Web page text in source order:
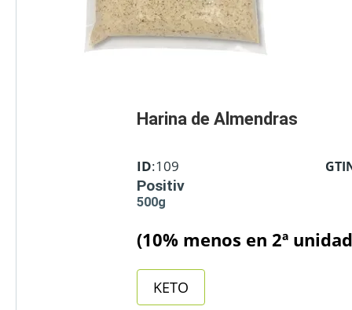
Harina de Almendras
ID:109
Positiv
500g
(10% menos en 2ª
KETO